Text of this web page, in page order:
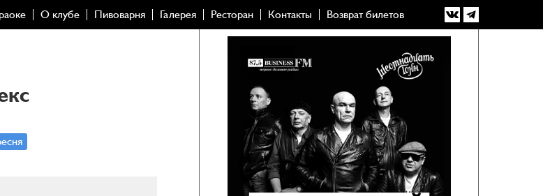
О клубе Пивоварня Галерея Ресторан Контакты Возврат билетов